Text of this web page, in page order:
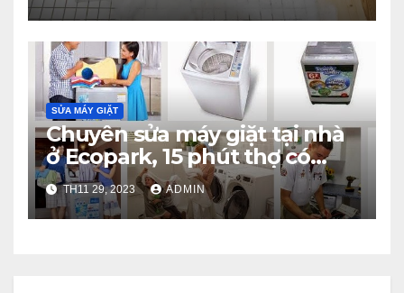
SỬA MÁY GIẶT
Chuyên sửa máy giặt tại nhà
ở Ecopark, 15 phút thợ có
mặt
TH11 29, 2023 ADMIN